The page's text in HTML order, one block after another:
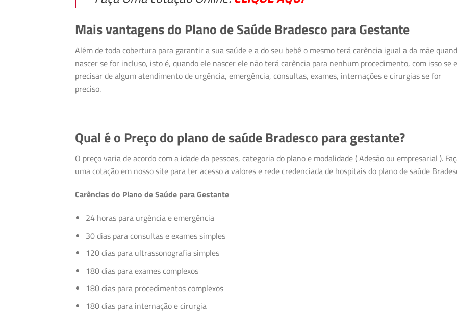
Mais vantagens do Plano de Saúde Bradesco para Gestante
Além de toda cobertura para garantir a sua saúde e a do seu bebê o mesmo terá carência igual a da mãe
nascer se for incluso, isto é, quando ele nascer ele não terá carência para nenhum procedimento, com isso se
precisar de algum atendimento de urgência, emergência, consultas, exames, internações e cirurgias se for
preciso.
Qual é o Preço do plano de saúde Bradesco para gestante?
O preço varia de acordo com a idade da pessoas, categoria do plano e modalidade ( Adesão ou empresarial ).
uma cotação em nosso site para ter acesso a valores e rede credenciada de hospitais do plano de saúde
Carências do Plano de Saúde para Gestante
24 horas para urgência e emergência
30 dias para consultas e exames simples
120 dias para ultrassonografia simples
180 dias para exames complexos
180 dias para procedimentos complexos
180 dias para internação e cirurgia